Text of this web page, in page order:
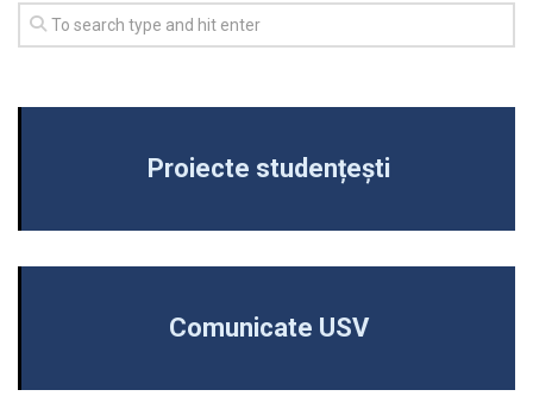
Proiecte studențești
Comunicate USV